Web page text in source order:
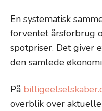
En systematisk
forventet årsforbrug
spotpriser. Det giver
den samlede
På
overblik over